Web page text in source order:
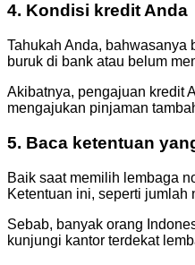
4. Kondisi kredit Anda
Tahukah Anda, bahwasanya
buruk di bank atau belum
Akibatnya, pengajuan kredit
mengajukan pinjaman
5. Baca ketentuan
Baik saat memilih lembaga
Ketentuan ini, seperti
Sebab, banyak orang
kunjungi kantor terdekat